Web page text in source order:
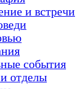
и встречи
события
отделы